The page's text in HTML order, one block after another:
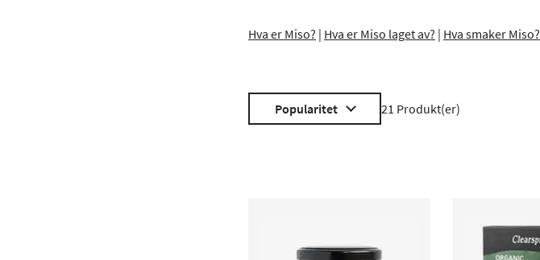
Hva er Miso? | Hva er Miso laget av? | Hva smaker Miso?
Popularitet 21 Produkt(er)